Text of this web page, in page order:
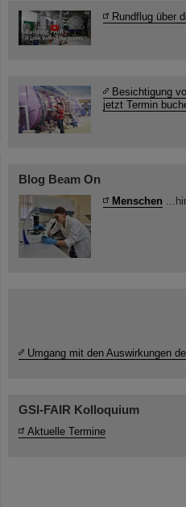
Rundflug über
Besichtigung
jetzt Termin
Blog Beam On
Menschen
Umgang mit den Auswirkungen
GSI-FAIR Kolloquium
Aktuelle Termine